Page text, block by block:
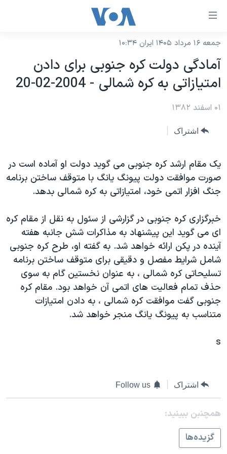
لینکهای
دسترسی
جهش
به
محتوای
اصلی
اصلی
جهش
جستجو
نسخه سبک وب‌سایت
موضوع ها
ایران
آمریکا
ورزشی
گزیده‌ها
ویدیوها
فرهنگ و زندگی
حقوق شهروندی
اقتصادی
علم و فناوری
اسرائیل در جنگ
برنامه های تلویزیونی
جدول برنامه ها
جام جهانی ۲۰۲۶
عملیات خشم حماسی
بایگانی برنامه‌های تلویزیونی
مستندها
انتخابات ریاست جمهوری آمریکا ۲۰۲۴
حمله جمهوری اسلامی به اسرائیل
رمز مهسا
ورزش زنان در ایران
دادگاه حمید نوری
چهل سال گروگان‌گیری
قانون شفافیت دارائی کادر رهبری ایران
اعتراضات مردمی آبان ۹۸
فرکانس‌های صدای آمریکا
پخش رادیویی
دنبال کنید
زبانهای مختلف
جمعه ۱۶ مرداد ۱۴۰۵ ایران ۱۰:۳۴
آمادگی دولت کره جنوبی برای دادن
امتيازاتی به کره شمالی - 2004-02-20
۰۱ اسفند ۱۳۸۲
اشتراک
يک مقام ارشد کره جنوبی می گويد دولت او آماده است در
صورت موافقت دولت پيونگ يانگ با متوقف ساختن برنامه
جنگ افزار اتمی خود، امتيازاتی به کره شمالی بدهد.
خبرگزاری کره جنوبی در گزارشی از سئول به نقل از مقام کره
ای می گويد اين پيشنهاد به مذاکرات شش جانبه هفته
آينده در پکن ارائه خواهد شد. به گفته او، طرح کره جنوبی
شامل شرايط مفصل و دقيقی برای متوقف ساختن برنامه
تسليحاتی کره شمالی ، به عنوان نخستين گام به سوی
حذف تمام فعاليت های اتمی آن خواهد بود. مقام کره
جنوبی گفت موافقت کره شمالی ، به دادن امتيازات
متناسب به پيونگ يانگ منجر خواهد شد.
s
اشتراک Follow us
همچنبن ببینید:
گزيده‌ها